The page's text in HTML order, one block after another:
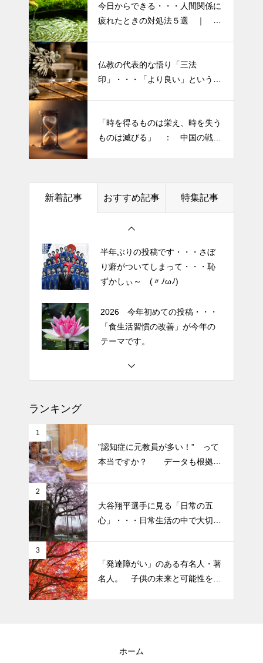
「食生活習慣の改善」が今年の
テーマです。
大谷翔平選手 伝説の一
夜・・・ドジャースをワールド
跡
に疲れたときの対処法５選
ているスキンケア製品・・・幹
細胞コスメ vs エクソソーム
コスメ②
ているスキンケア製品・・・幹
細胞コスメ vs エクソソーム
コスメ ①
細胞コスメ ③
今日からできる・・・人間関係に
疲れたときの対処法５選 ｜ 心
仏教の代表的な悟り「三法
印」・・・「より良い」という気
「時を得るものは栄え、時を失う
ものは滅びる」 ： 中国の戦国
新着記事 おすすめ記事 特集記事
半年ぶりの投稿です・・・さぼ
り癖がついてしまって・・・恥
ずかしぃ～ (〃ﾉωﾉ)
2026 今年初めての投稿・・・
テーマです。
土用の丑の日・・・余計なこと
半年ぶりの投稿です・・・さぼ
り癖がついてしまって・・・恥
ずかしぃ～ (〃ﾉωﾉ)
2026 今年初めての投稿・・・
「食生活習慣の改善」が今年の
テーマです。
り癖がついてしまって・・・恥
ずかしぃ～ (〃ﾉωﾉ)
「食生活習慣の改善」が今年の
テーマです。
ランキング
1
”認知症に元教員が多い！” って
本当ですか？ データも根拠も
2
大谷翔平選手に見る「日常の五
心」・・・日常生活の中で大切
3
「発達障がい」のある有名人・著
名人。 子供の未来と可能性を秘
ホーム